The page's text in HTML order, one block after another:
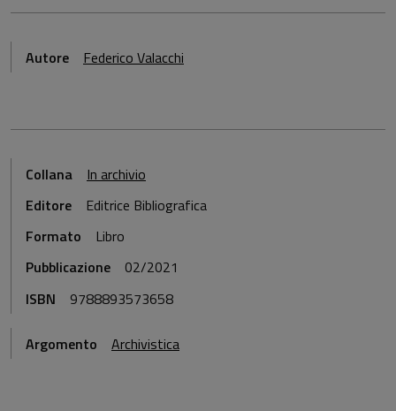
Autore Federico Valacchi
Collana
In archivio
Editore
Editrice Bibliografica
Formato
Libro
Pubblicazione
02/2021
ISBN
9788893573658
Argomento Archivistica